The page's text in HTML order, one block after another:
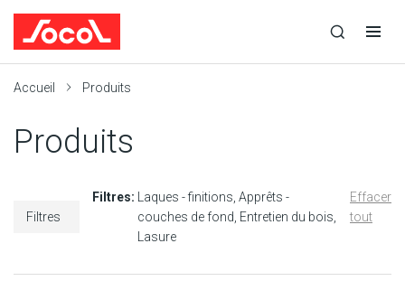
recherche
recherche
navigation
Accueil Produits
Produits
Filtres
Filtres: Laques - finitions Apprêts -
couches de fond Entretien du bois
Lasure
Effacer
tout